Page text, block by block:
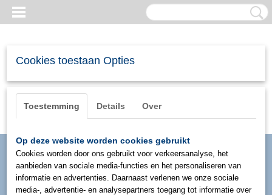
Cookies toestaan Opties
Toestemming Details Over
Op deze website worden cookies gebruikt
Cookies worden door ons gebruikt voor verkeersanalyse, het
aanbieden van sociale media-functies en het personaliseren van
informatie en advertenties. Daarnaast verlenen we onze sociale
media-, advertentie- en analysepartners toegang tot informatie over